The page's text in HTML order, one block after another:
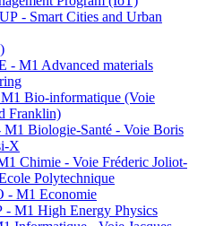
- Smart Cities and Urban
- M1 Advanced materials
Bio-informatique (Voie
Franklin)
Biologie-Santé - Voie Boris
X
Chimie - Voie Fréderic Joliot-
Polytechnique
- M1 Economie
- M1 High Energy Physics